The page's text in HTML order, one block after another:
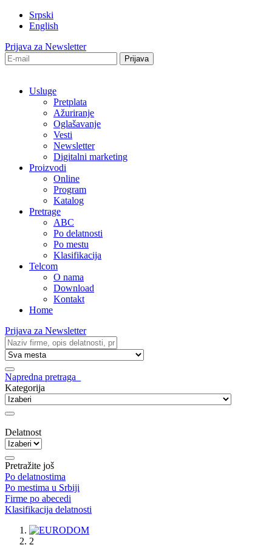
Srpski
English
Prijava za Newsletter
Usluge
Pretplata
Ažuriranje
Oglašavanje
Vesti
Newsletter
Digitalni marketing
Proizvodi
Online
Program
Katalog
Pretrage
ABC
Po delatnosti
Po mestu
Klasifikacija
Telcom
O nama
Download
Kontakt
Home
Prijava za Newsletter
Napredna pretraga
Kategorija
Delatnost
Pretražite još
Po delatnostima
Po mestima u Srbiji
Firme po abecedi
Klasifikacija delatnosti
1
2